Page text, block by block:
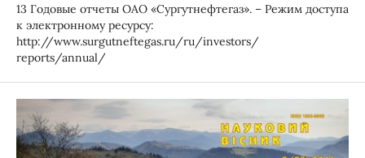
13 Годовые отчеты ОАО «Сургутнефтегаз». – Режим доступа
к электронному ресурсу:
http://www.surgutneftegas.ru/ru/investors/
reports/annual/